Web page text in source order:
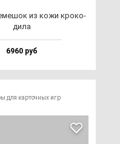
из ко­жи кро­ко­
ди­ла
6960 руб
для карточных игр